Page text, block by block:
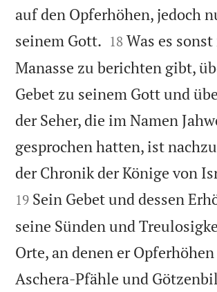
auf den Opferhöhen, jedoch
seinem Gott. 

18 Was es
Manasse zu berichten gibt,
Gebet zu seinem Gott und
der Seher, die im Namen
gesprochen hatten, ist
der Chronik der Könige von
19 Sein Gebet und dessen
seine Sünden und
Orte, an denen er
Aschera-Pfähle und